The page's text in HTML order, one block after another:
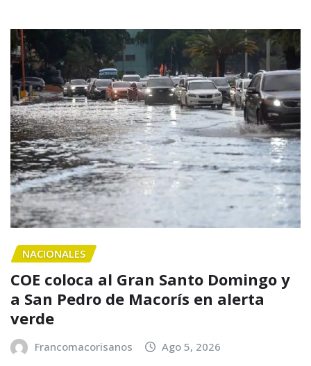
NACIONALES
COE coloca al Gran Santo Domingo y
a San Pedro de Macorís en alerta
verde
Francomacorisanos Ago 5, 2026